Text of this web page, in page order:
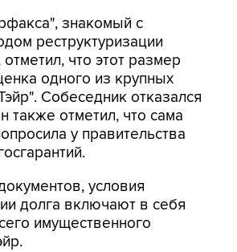
знакомый с
реструктуризации
что этот размер
одного из крупных
Собеседник отказался
также отметил, что сама
у правительства
условия
долга включают в себя
имущественного